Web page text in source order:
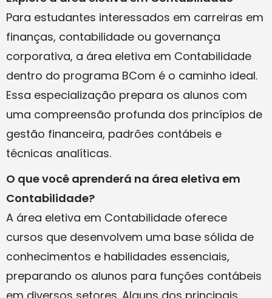
Para estudantes interessados em carreiras em
finanças, contabilidade ou governança
corporativa, a área eletiva em Contabilidade
dentro do programa BCom é o caminho ideal.
Essa especialização prepara os alunos com
uma compreensão profunda dos princípios de
gestão financeira, padrões contábeis e
técnicas analíticas.
O que você aprenderá na área eletiva em
Contabilidade?
A área eletiva em Contabilidade oferece
cursos que desenvolvem uma base sólida de
conhecimentos e habilidades essenciais,
preparando os alunos para funções contábeis